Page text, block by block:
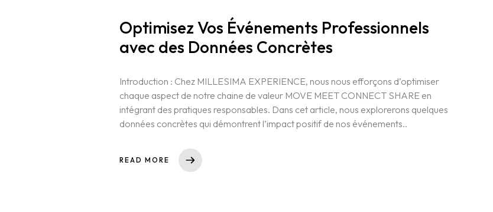
English
Optimisez Vos Événements Professionnels
avec des Données Concrètes
Introduction : Chez MILLESIMA EXPERIENCE, nous nous efforçons d’optimiser
chaque aspect de notre chaine de valeur MOVE MEET CONNECT SHARE en
intégrant des pratiques responsables. Dans cet article, nous explorerons quelques
données concrètes qui démontrent l’impact positif de nos événements..
READ MORE